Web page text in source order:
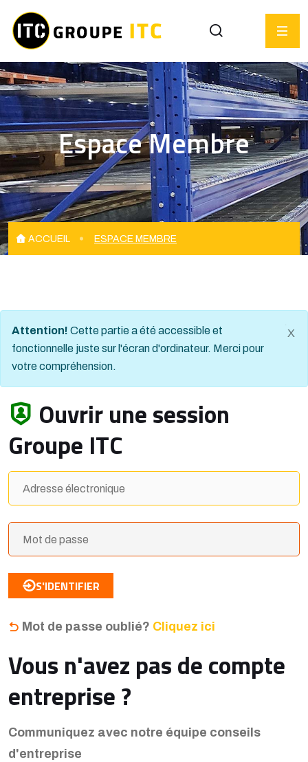
Espace Membre
ACCUEIL ESPACE MEMBRE
X
Attention! Cette partie a été accessible et
fonctionnelle juste sur l'écran d'ordinateur. Merci pour
votre compréhension.
Ouvrir une session
Groupe ITC
S'IDENTIFIER
Mot de passe oublié? Cliquez ici
Vous n'avez pas de compte
entreprise ?
Communiquez avec notre équipe conseils
d'entreprise